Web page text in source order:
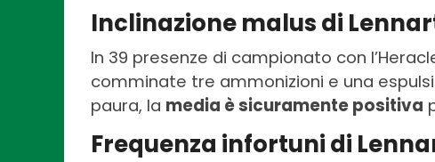
Inclinazione malus di
In 39 presenze di campionato con
comminate tre ammonizioni e una
paura, la media è sicuramente positiva
Frequenza infortuni di